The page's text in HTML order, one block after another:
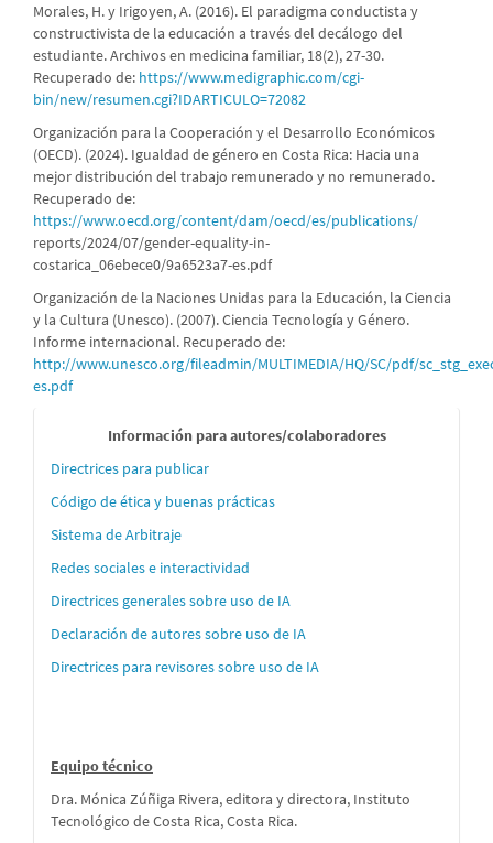
Morales, H. y Irigoyen, A. (2016). El paradigma conductista y
constructivista de la educación a través del decálogo del
estudiante. Archivos en medicina familiar, 18(2), 27-30.
Recuperado de: https://www.medigraphic.com/cgi-
bin/new/resumen.cgi?IDARTICULO=72082
Organización para la Cooperación y el Desarrollo Económicos
(OECD). (2024). Igualdad de género en Costa Rica: Hacia una
mejor distribución del trabajo remunerado y no remunerado.
Recuperado de:
https://www.oecd.org/content/dam/oecd/es/publications/
reports/2024/07/gender-equality-in-
costarica_06ebece0/9a6523a7-es.pdf
Organización de la Naciones Unidas para la Educación, la Ciencia
y la Cultura (Unesco). (2007). Ciencia Tecnología y Género.
Informe internacional. Recuperado de:
http://www.unesco.org/fileadmin/MULTIMEDIA/HQ/SC/pdf/
es.pdf
Informaci
´´on
para
autores
Información para autores/colaboradores
Directrices para publicar
Código de ética y buenas prácticas
Sistema de Arbitraje
Redes sociales e interactividad
Directrices generales sobre uso de IA
Declaración de autores sobre uso de IA
Directrices para revisores sobre uso de IA
Equipo técnico
Dra. Mónica Zúñiga Rivera, editora y directora, Instituto
Tecnológico de Costa Rica, Costa Rica.